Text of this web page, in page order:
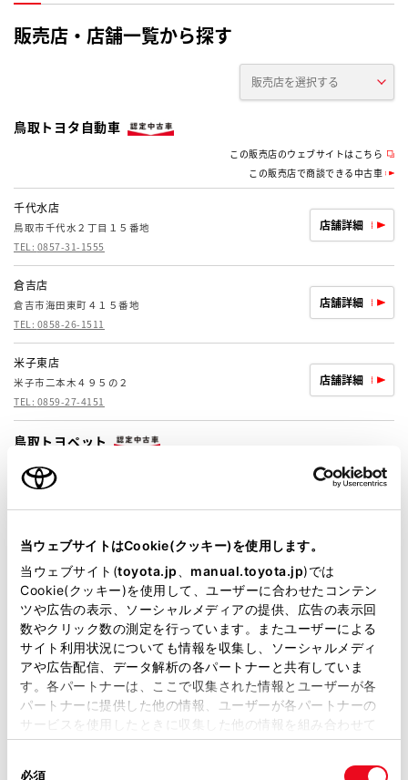
当ウェブサイトはCookie(クッキー)を使用します。
当ウェブサイト(toyota.jp manual.toyota.jp)では
Cookie(クッキー)を使用して、ユーザーに合わせたコンテン
ツや広告の表示、ソーシャルメディアの提供、広告の表示回
数やクリック数の測定を行っています。またユーザーによる
サイト利用状況についても情報を収集し、ソーシャルメディ
アや広告配信、データ解析の各パートナーと共有していま
す。各パートナーは、ここで収集された情報とユーザーが各
パートナーに提供した他の情報、ユーザーが各パートナーの
サービスを使用したときに収集した他の情報を組み合わせて
使用することがあります。当ウェブサイトの使用を続行する
必須
販売店・店舗一覧から探す
鳥取トヨタ自動車
この販売店のウェブサイトはこちら
この販売店で商談できる中古車
千代水店
鳥取市千代水２丁目１５番地
TEL: 0857-31-1555
店舗詳細
倉吉店
倉吉市海田東町４１５番地
TEL: 0858-26-1511
店舗詳細
米子東店
米子市二本木４９５の２
TEL: 0859-27-4151
店舗詳細
鳥取トヨペット
この販売店のウェブサイトはこちら
この販売店で商談できる中古車
鳥取県鳥取市安長８５０
倉吉店
鳥取県倉吉市清谷１５１１
TEL: 0858-26-1551
店舗詳細
アネックス二本木
鳥取県米子市二本木１０２５
0859-27-5811
店舗詳細